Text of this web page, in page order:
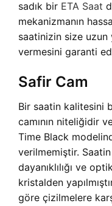
sadık bir ETA Saat
mekanizmanın
saatinizin size uzun
vermesini garanti
Safir Cam
Bir saatin kalitesini
camının niteliğidir
Time Black
verilmemiştir.
dayanıklılığı ve
kristalden
göre çizilmelere